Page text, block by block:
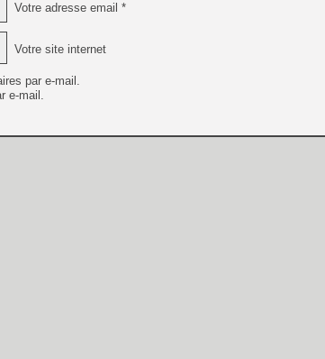
[GK] Oubliez Crazy Taxi,
[LS] [Switch] NSZ 5.0.0
[GK] No More Room in
[GK] Un chatbot Atelier
Votre adresse email *
Votre site internet
par e-mail.
e-mail.